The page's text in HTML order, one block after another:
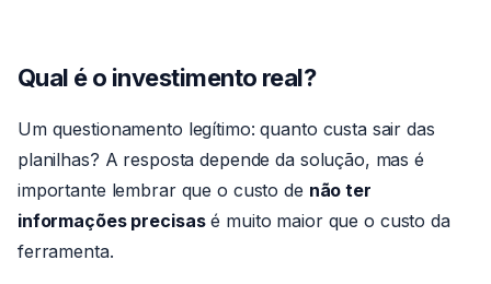
Qual é o investimento real?
Um questionamento legítimo: quanto custa sair das
planilhas? A resposta depende da solução, mas é
importante lembrar que o custo de não ter
informações precisasé muito maior que o custo da
ferramenta.